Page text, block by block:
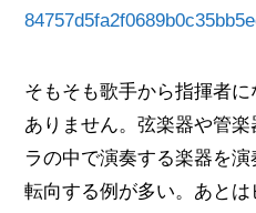
そもそも歌手から指揮者
ありません。弦楽器や管
ラの中で演奏する楽器を
転向する例が多い。あと